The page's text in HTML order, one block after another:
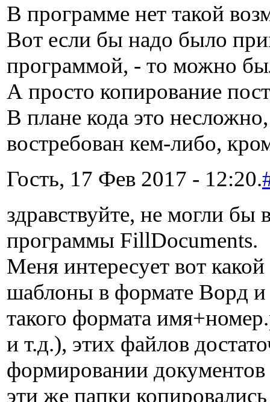
В программе нет такой
Вот если бы надо было
программой, - то можно
А просто копирование
В плане кода это
востребован кем-либо,
Гость, 17 Фев 2017 - 12:20.
здравствуйте, не могли
программы FillDocuments.
Меня интересует вот
шаблоны в формате Ворд и
такого формата
и т.д.), этих файлов
формировании
эти же папки